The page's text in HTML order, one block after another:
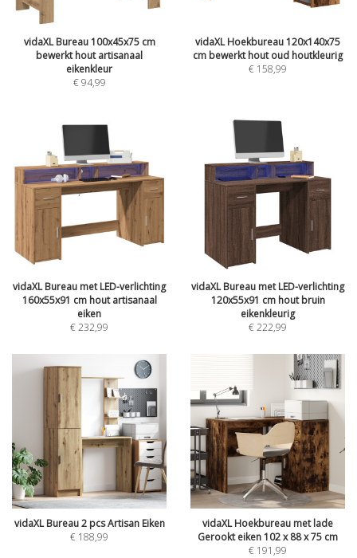
vidaXL Bureau 100x45x75 cm
bewerkt hout artisanaal
eikenkleur
€94,99
vidaXL Hoekbureau 120x140x75
cm bewerkt hout oud houtkleurig
€ 158,99
vidaXL Bureau met LED-verlichting
160x55x91 cm hout artisanaal
eiken
€232,99
vidaXL Bureau met LED-verlichting
120x55x91 cm hout bruin
eikenkleurig
€222,99
vidaXL Bureau 2 pcs Artisan Eiken
€ 188,99
vidaXL Hoekbureau met lade
Gerookt eiken 102 x 88 x 75 cm
€ 191,99